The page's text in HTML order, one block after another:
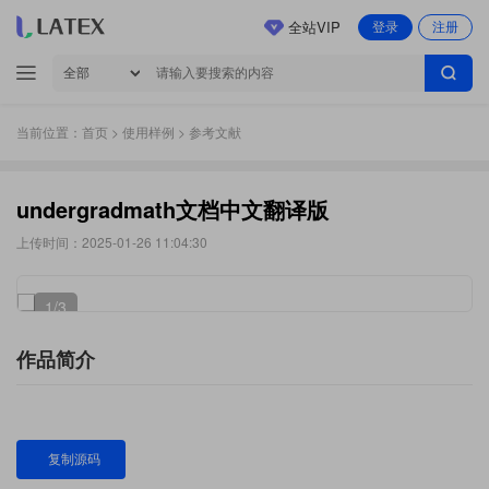
登录 注册
全站VIP
当前位置： 首页 > 使用样例 > 参考文献
undergradmath文档中文翻译版
上传时间：2025-01-26 11:04:30
1/3
作品简介
复制源码